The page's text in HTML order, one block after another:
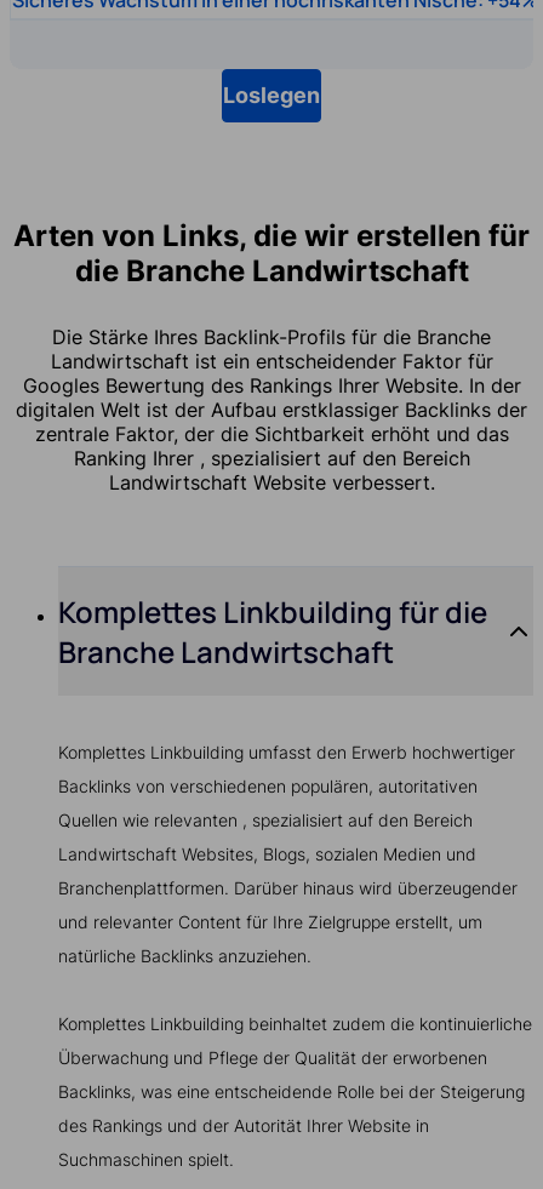
Loslegen
Arten von Links, die wir erstellen für
die Branche Landwirtschaft
Die Stärke Ihres Backlink-Profils für die Branche
Landwirtschaft ist ein entscheidender Faktor für
Googles Bewertung des Rankings Ihrer Website. In der
digitalen Welt ist der Aufbau erstklassiger Backlinks der
zentrale Faktor, der die Sichtbarkeit erhöht und das
Ranking Ihrer , spezialisiert auf den Bereich
Landwirtschaft Website verbessert.
Komplettes Linkbuilding für die
Branche Landwirtschaft
Komplettes Linkbuilding umfasst den Erwerb hochwertiger
Backlinks von verschiedenen populären, autoritativen
Quellen wie relevanten , spezialisiert auf den Bereich
Landwirtschaft Websites, Blogs, sozialen Medien und
Branchenplattformen. Darüber hinaus wird überzeugender
und relevanter Content für Ihre Zielgruppe erstellt, um
natürliche Backlinks anzuziehen.
Komplettes Linkbuilding beinhaltet zudem die kontinuierliche
Überwachung und Pflege der Qualität der erworbenen
Backlinks, was eine entscheidende Rolle bei der Steigerung
des Rankings und der Autorität Ihrer Website in
Suchmaschinen spielt.